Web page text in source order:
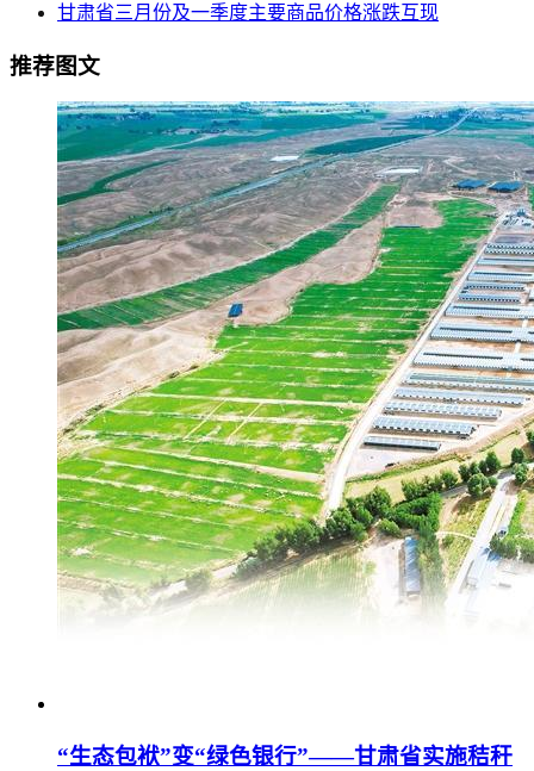
甘肃省三月份及一季度主要商品价格涨跌互现
推荐图文
“生态包袱”变“绿色银行”——甘肃省实施秸秆